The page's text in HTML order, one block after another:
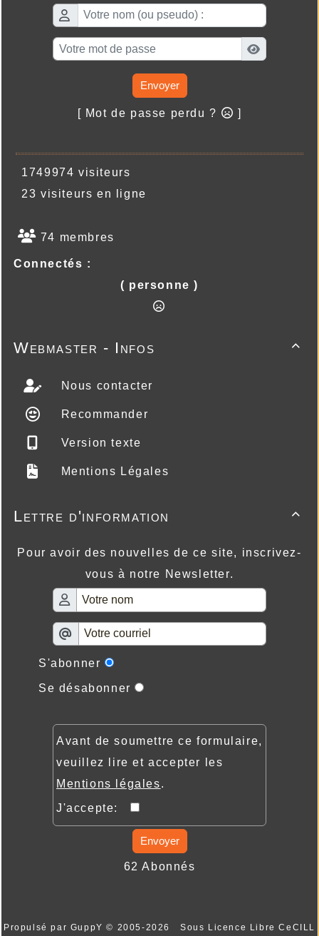
Envoyer
[ Mot de passe perdu ? ]
1749974 visiteurs
23 visiteurs en ligne
74 membres
Connectés :
( personne )

Webmaster - Infos
Nous contacter
Recommander
Version texte
Mentions Légales

Lettre d'information
Pour avoir des nouvelles de ce site, inscrivez-
vous à notre Newsletter.
S'abonner
Se désabonner
Avant de soumettre ce formulaire,
veuillez lire et accepter les
Mentions légales.
J'accepte:
Envoyer
62 Abonnés
Propulsé par GuppY© 2005-2026 Sous Licence Libre CeCILL